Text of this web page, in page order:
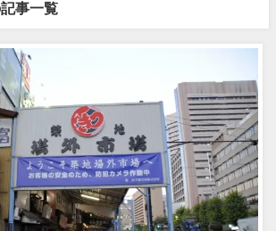
事一覧